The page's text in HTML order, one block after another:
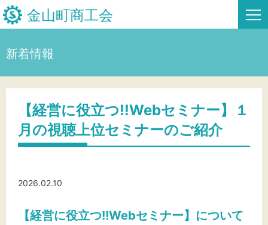
金山町商工会
事業者・創業者の方へ
金山スタンプ会
新着情報
【経営に役立つ!!Webセミナー】１
月の視聴上位セミナーのご紹介
2026.02.10
【経営に役立つ!!Webセミナー】について